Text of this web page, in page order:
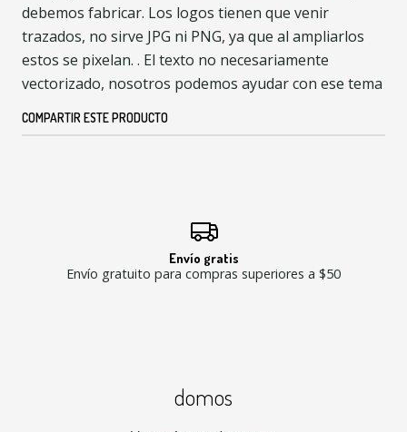
debemos fabricar. Los logos tienen que venir
trazados, no sirve JPG ni PNG, ya que al ampliarlos
estos se pixelan. . El texto no necesariamente
vectorizado, nosotros podemos ayudar con ese tema
COMPARTIR ESTE PRODUCTO
Envío gratis
Envío gratuito para compras superiores a $50
domos